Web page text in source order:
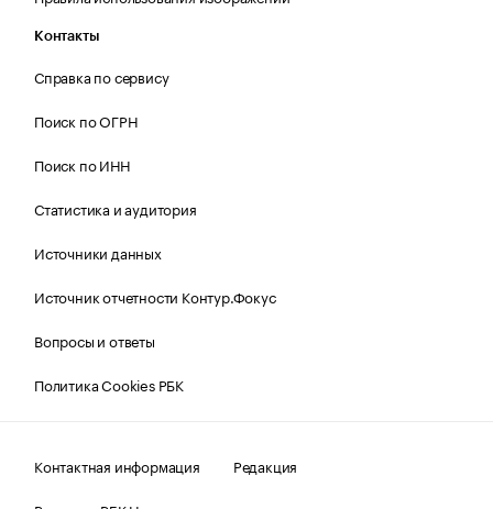
Контакты
Справка по сервису
Поиск по ОГРН
Поиск по ИНН
Статистика и аудитория
Источники данных
Источник отчетности Контур.Фокус
Вопросы и ответы
Политика Cookies РБК
Контактная информация
Редакция